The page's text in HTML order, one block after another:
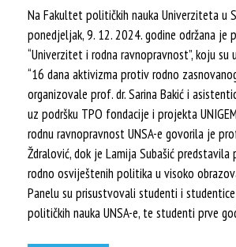
Na Fakultet političkih nauka Univerziteta u
ponedjeljak, 9. 12. 2024. godine održana je
“Univerzitet i rodna ravnopravnost”, koju su
“16 dana aktivizma protiv rodno
organizovale prof. dr. Sarina Bakić i
uz podršku TPO fondacije i projekta
rodnu ravnopravnost UNSA-e govorila je
Ždralović, dok je Lamija Subašić predstavila
rodno osviještenih politika u visoko
Panelu su prisustvovali studenti i
političkih nauka UNSA-e, te studenti prve